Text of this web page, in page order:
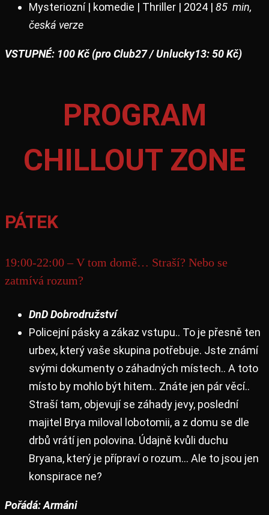
Mysteriozní | komedie | Thriller | 2024 | 85 min,
česká verze
VSTUPNÉ: 100 Kč (pro Club27 / Unlucky13: 50 Kč)
PROGRAM
CHILLOUT ZONE
PÁTEK
19:00-22:00 – V tom domě… Straší? Nebo se
zatmívá rozum?
DnD Dobrodružství
Policejní pásky a zákaz vstupu.. To je přesně ten
urbex, který vaše skupina potřebuje. Jste známí
svými dokumenty o záhadných místech.. A toto
místo by mohlo být hitem.. Znáte jen pár věcí..
Straší tam, objevují se záhady jevy, poslední
majitel Brya miloval lobotomii, a z domu se dle
drbů vrátí jen polovina. Údajně kvůli duchu
Bryana, který je přípraví o rozum… Ale to jsou jen
konspirace ne?
Pořádá: Armáni